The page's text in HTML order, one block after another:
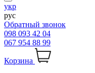
укр
рус
Обратный звонок
098 093 42 04
067 954 88 99
Корзина